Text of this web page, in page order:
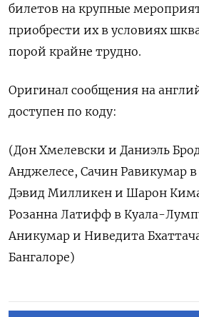
билетов на крупные
приобрести их в условиях
порой крайне трудно.
Оригинал сообщения на
доступен по коду:
(Дон Хмелевски и Даниэль
Анджелесе, Сачин Равикумар в
Дэвид Милликен и Шарон
Розанна Латифф в Куала-
Аникумар и Ниведита
Бангалоре)